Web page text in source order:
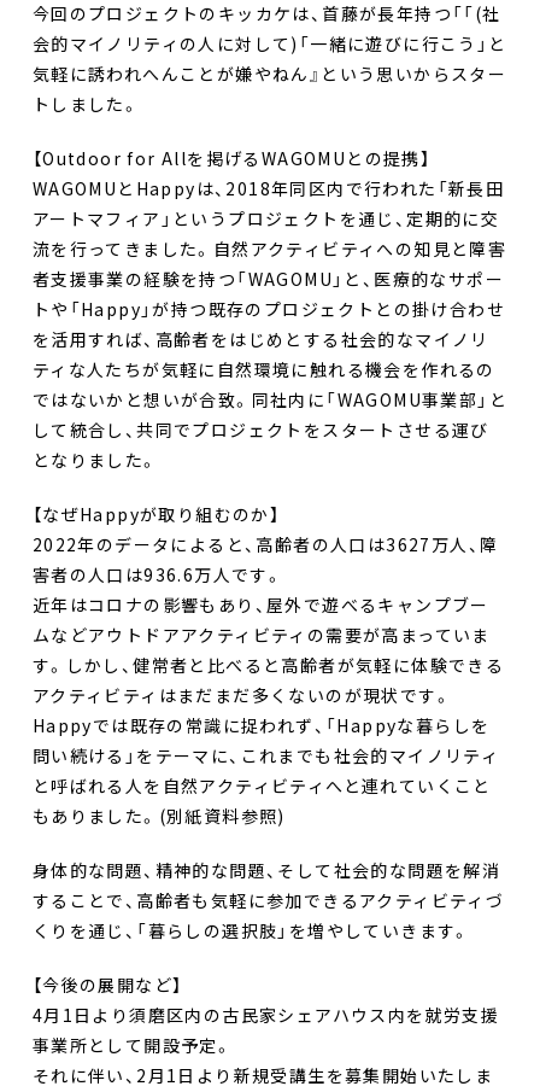
今回のプロジェクトのキッカケは、首藤が長年持つ「「(社
会的マイノリティの人に対して)「一緒に遊びに行こう」と
気軽に誘われへんことが嫌やねん』という思いからスター
トしました。
【Outdoor for Allを掲げるWAGOMUとの提携】
WAGOMUとHappyは、2018年同区内で行われた「新長田
アートマフィア」というプロジェクトを通じ、定期的に交
流を行ってきました。自然アクティビティへの知見と障害
者支援事業の経験を持つ「WAGOMU」と、医療的なサポー
トや「Happy」が持つ既存のプロジェクトとの掛け合わせ
を活用すれば、高齢者をはじめとする社会的なマイノリ
ティな人たちが気軽に自然環境に触れる機会を作れるの
ではないかと想いが合致。同社内に「WAGOMU事業部」と
して統合し、共同でプロジェクトをスタートさせる運び
となりました。
【なぜHappyが取り組むのか】
2022年のデータによると、高齢者の人口は3627万人、障
害者の人口は936.6万人です。
近年はコロナの影響もあり、屋外で遊べるキャンプブー
ムなどアウトドアアクティビティの需要が高まっていま
す。しかし、健常者と比べると高齢者が気軽に体験できる
アクティビティはまだまだ多くないのが現状です。
Happyでは既存の常識に捉われず、「Happyな暮らしを
問い続ける」をテーマに、これまでも社会的マイノリティ
と呼ばれる人を自然アクティビティへと連れていくこと
もありました。(別紙資料参照)
身体的な問題、精神的な問題、そして社会的な問題を解消
することで、高齢者も気軽に参加できるアクティビティづ
くりを通じ、「暮らしの選択肢」を増やしていきます。
【今後の展開など】
4月1日より須磨区内の古民家シェアハウス内を就労支援
事業所として開設予定。
それに伴い、2月1日より新規受講生を募集開始いたしま